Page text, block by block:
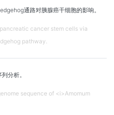
通路对胰腺癌干细胞的影响。
cancer stem cells via
pathway.
分析。
sequence of <i>Amomum